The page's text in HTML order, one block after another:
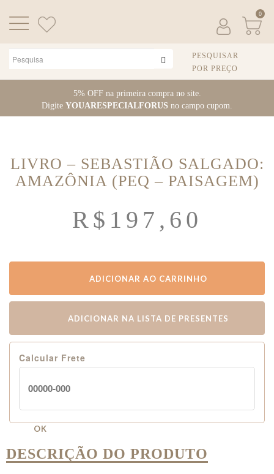
o
5% OFF na primeira compra no site.
Digite YOUARESPECIALFORUS no campo cupom.
0
PESQUISAR
POR PREÇO
LIVRO – SEBASTIÃO SALGADO:
AMAZÔNIA (PEQ – PAISAGEM)
R$ 197,60
ADICIONAR AO CARRINHO
ADICIONAR NA LISTA DE PRESENTES
Calcular Frete
OK
DESCRIÇÃO DO PRODUTO